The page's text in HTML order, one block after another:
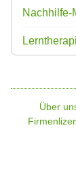
Nachhilfe-
Über